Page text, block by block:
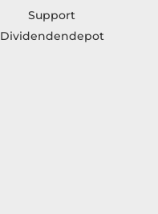
Support
Dividendendepot